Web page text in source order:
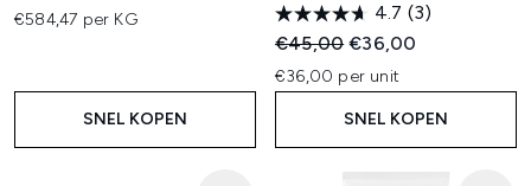
€584,47 per KG
SNEL KOPEN
4.7 (3)
Recommended Retail Price:
€45,00Huidige prijs:
€36,00
€36,00 per unit
SNEL KOPEN